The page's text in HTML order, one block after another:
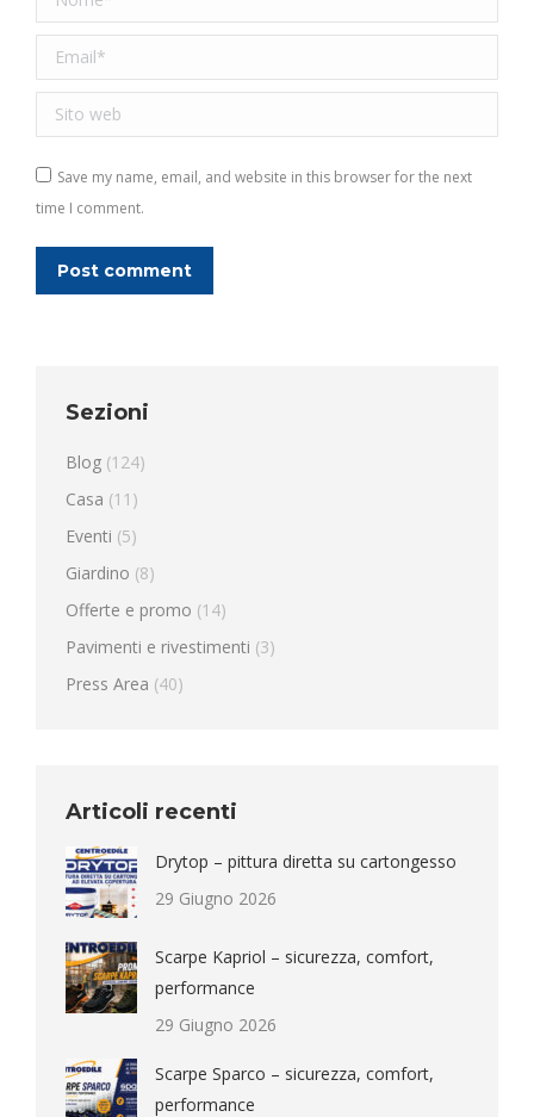
Email *
Sito web
Save my name, email, and website in this browser for the next
time I comment.
Post comment
Sezioni
Blog (124)
Casa (11)
Eventi (5)
Giardino (8)
Offerte e promo (14)
Pavimenti e rivestimenti (3)
Press Area (40)
Articoli recenti
Drytop – pittura diretta su cartongesso
29 Giugno 2026
Scarpe Kapriol – sicurezza, comfort,
performance
29 Giugno 2026
Scarpe Sparco – sicurezza, comfort,
performance